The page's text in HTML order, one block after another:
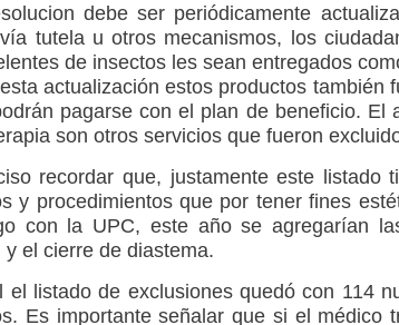
debe ser periódicamente
tutela u otros mecanismos, los
de insectos les sean entregados
actualización estos productos también
pagarse con el plan de beneficio. El
son otros servicios que fueron
recordar que, justamente este listado
y procedimientos que por tener fines
con la UPC, este año se agregarían
y el cierre de diastema.
el listado de exclusiones quedó con 114
Es importante señalar que si el médico